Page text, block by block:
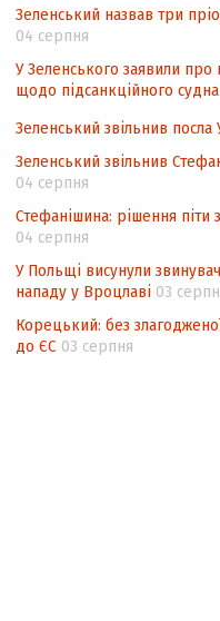
Інформаційна
Зеленський назвав три
04 серпня
У Зеленського заявили
щодо підсанкційного
Зеленський звільнив посла
Зеленський звільнив
04 серпня
Стефанішина: рішення
04 серпня
У Польщі висунули
нападу у Вроцлаві 03
Корецький: без
до ЄС 03 серпня